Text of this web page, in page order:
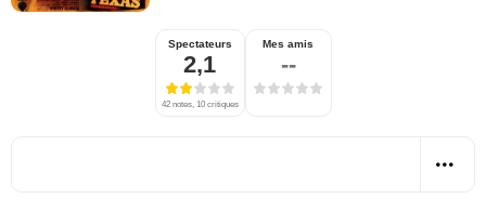
Spectateurs
2,1
42 notes, 10 critiques
Mes amis
--